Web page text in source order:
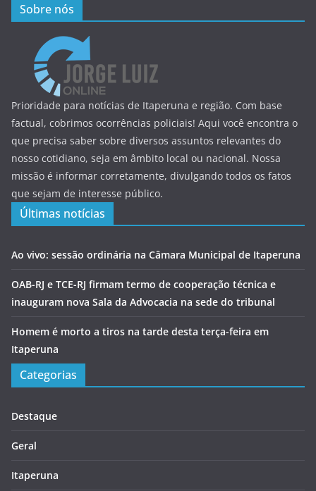
Sobre nós
Prioridade para notícias de Itaperuna e região. Com base
factual, cobrimos ocorrências policiais! Aqui você encontra o
que precisa saber sobre diversos assuntos relevantes do
nosso cotidiano, seja em âmbito local ou nacional. Nossa
missão é informar corretamente, divulgando todos os fatos
que sejam de interesse público.
Últimas notícias
Ao vivo: sessão ordinária na Câmara Municipal de Itaperuna
OAB-RJ e TCE-RJ firmam termo de cooperação técnica e
inauguram nova Sala da Advocacia na sede do tribunal
Homem é morto a tiros na tarde desta terça-feira em
Itaperuna
Categorias
Destaque
Geral
Itaperuna